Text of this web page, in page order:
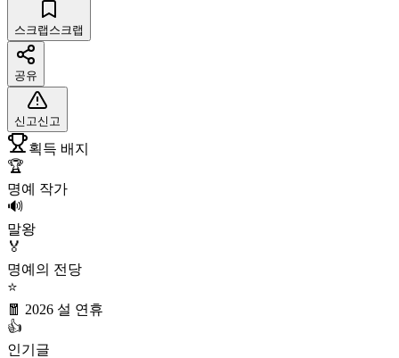
스크랩 스크랩
공유
신고신고
획득 배지
🏆
명예 작가
🔊
말왕
🏅
명예의 전당
⭐
🧧 2026 설 연휴
👍
인기글